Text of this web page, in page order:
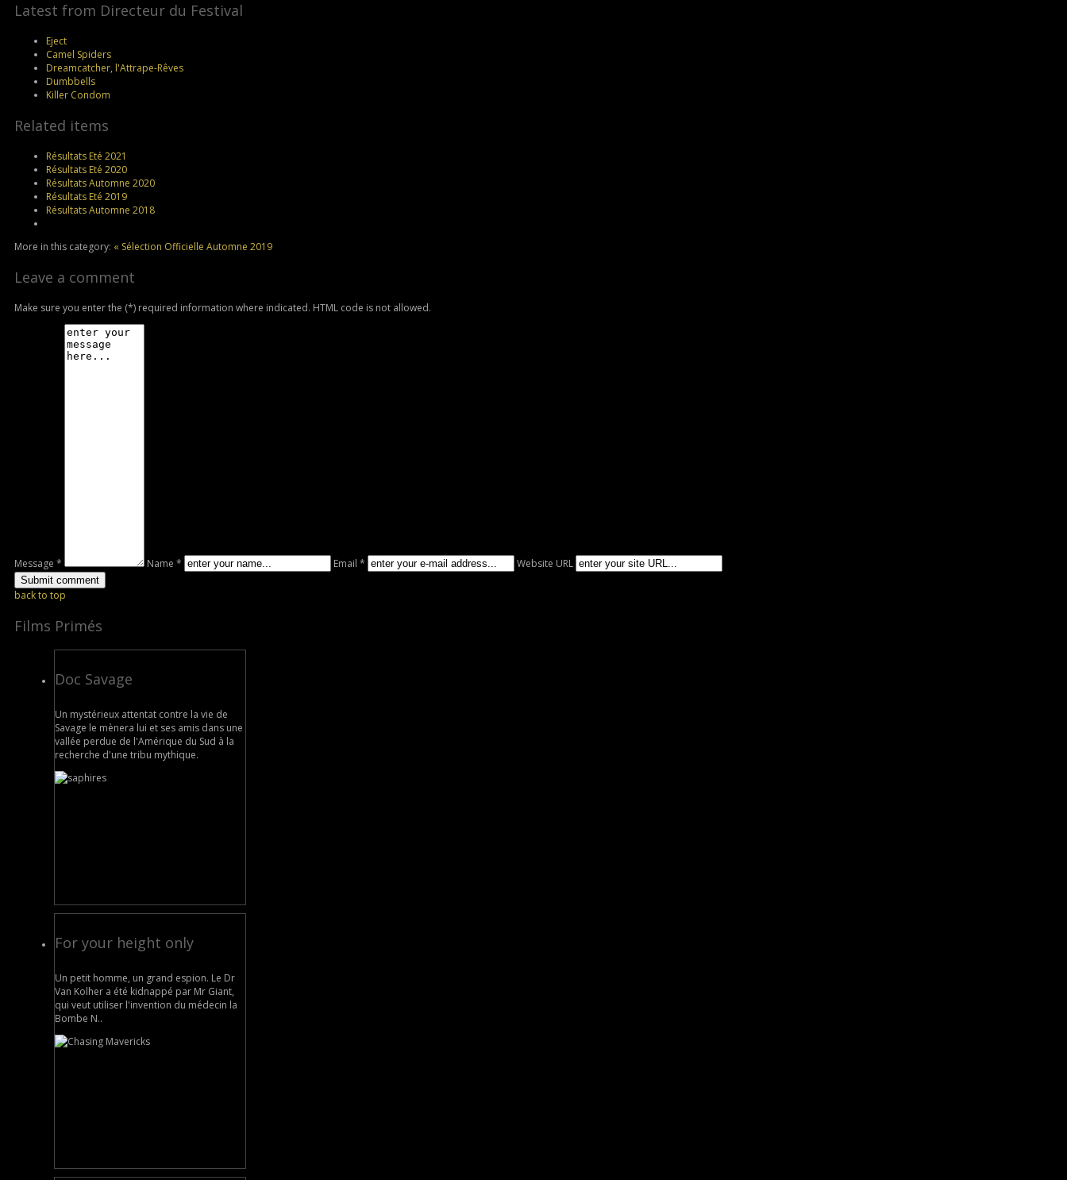
Latest from Directeur du Festival
Eject
Camel Spiders
Dreamcatcher, l'Attrape-Rêves
Dumbbells
Killer Condom
Related items
Résultats Eté 2021
Résultats Eté 2020
Résultats Automne 2020
Résultats Eté 2019
Résultats Automne 2018
More in this category: « Sélection Officielle Automne 2019
Leave a comment
Make sure you enter the (*) required information where indicated. HTML code is not allowed.
Message * Name * Email * Website URL
back to top
Films Primés
Doc Savage
Un mystérieux attentat contre la vie de
Savage le mènera lui et ses amis dans une
vallée perdue de l'Amérique du Sud à la
recherche d'une tribu mythique.
For your height only
Un petit homme, un grand espion. Le Dr
Van Kolher a été kidnappé par Mr Giant,
qui veut utiliser l'invention du médecin la
Bombe N..